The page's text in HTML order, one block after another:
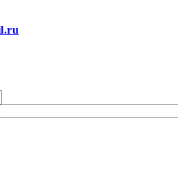
22 | 8(905)367-58-58